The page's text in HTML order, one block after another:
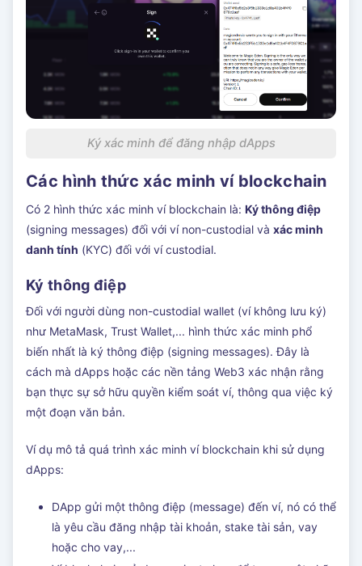
Ký xác minh để đăng nhập dApps
Các hình thức xác minh ví blockchain
Có 2 hình thức xác minh ví blockchain là: Ký thông điệp
(signing messages) đối với ví non-custodial và xác minh
danh tính (KYC) đối với ví custodial.
Ký thông điệp
Đối với người dùng non-custodial wallet (ví không lưu ký)
như MetaMask, Trust Wallet,... hình thức xác minh phổ
biến nhất là ký thông điệp (signing messages). Đây là
cách mà dApps hoặc các nền tảng Web3 xác nhận rằng
bạn thực sự sở hữu quyền kiểm soát ví, thông qua việc ký
một đoạn văn bản.
Ví dụ mô tả quá trình xác minh ví blockchain khi sử dụng
dApps:
DApp gửi một thông điệp (message) đến ví, nó có thể
là yêu cầu đăng nhập tài khoản, stake tài sản, vay
hoặc cho vay,...